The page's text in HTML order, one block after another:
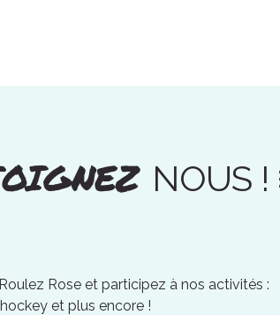
NOUS !
Rose et participez à nos activités :
et plus encore !